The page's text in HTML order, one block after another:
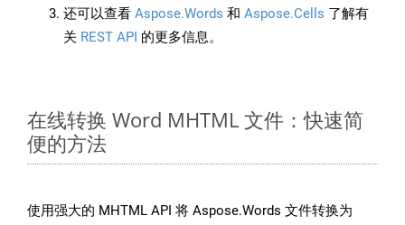
还可以查看 Aspose.Words 和 Aspose.Cells 了解有
关 REST API 的更多信息。
在线转换 Word MHTML 文件：快速简
便的方法
使用强大的 MHTML API 将 Aspose.Words 文件转换为